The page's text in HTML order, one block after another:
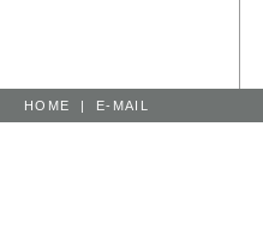
HOME | E-MAIL